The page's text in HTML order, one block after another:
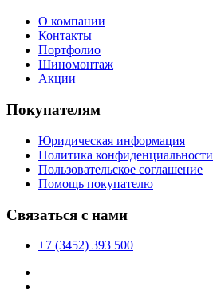
О компании
Контакты
Портфолио
Шиномонтаж
Акции
Покупателям
Юридическая информация
Политика конфиденциальности
Пользовательское соглашение
Помощь покупателю
Связаться с нами
+7 (3452) 393 500